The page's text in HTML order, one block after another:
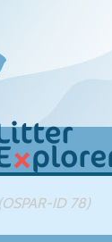
(OSPAR-ID 78)